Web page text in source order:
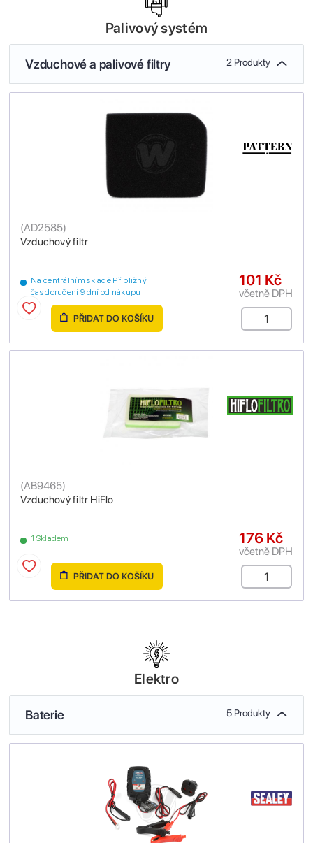
Palivový systém
Vzduchové a palivové filtry 2 Produkty
Vzduchový filtr
(AD2585)
Na centrálním skladě Přibližný
čas doručení 9 dní od nákupu
101 Kč
včetně DPH
PŘIDAT DO KOŠÍKU
Vzduchový filtr HiFlo
(AB9465)
1 Skladem 176 Kč
včetně DPH
PŘIDAT DO KOŠÍKU
Elektro
Baterie 5 Produkty